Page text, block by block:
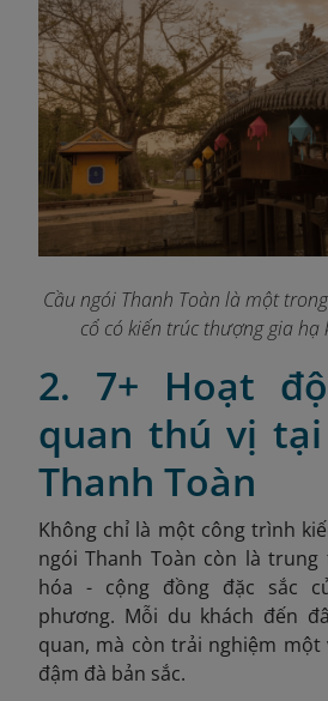
Cầu ngói Thanh Toàn là một
cổ có kiến trúc thượng gia hạ
2. 7+ Hoạt
quan thú vị
Thanh Toàn
Không chỉ là một công trình
ngói Thanh Toàn còn là
hóa - cộng đồng đặc sắc
phương. Mỗi du khách đến
quan, mà còn trải nghiệm một
đậm đà bản sắc.